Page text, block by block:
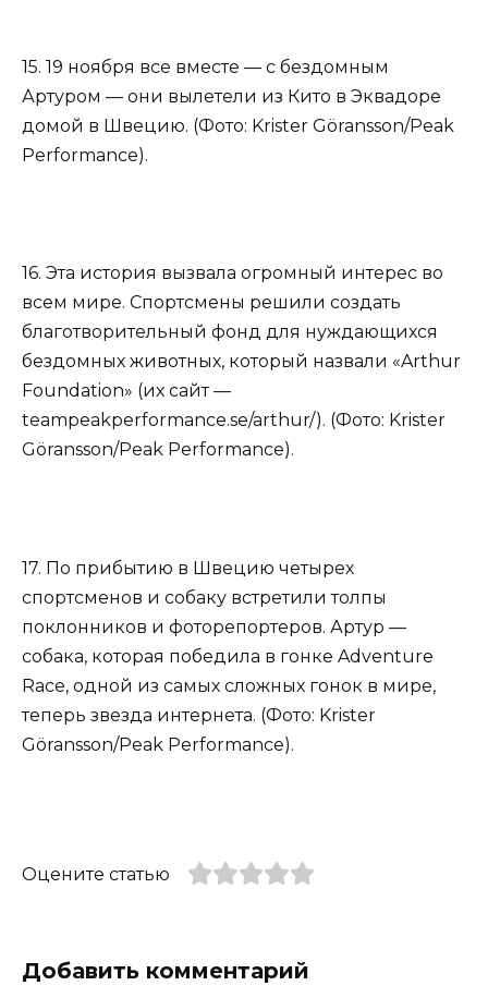
15. 19 ноября все вместе — с бездомным
Артуром — они вылетели из Кито в Эквадоре
домой в Швецию. (Фото: Krister Göransson/Peak
Performance).
16. Эта история вызвала огромный интерес во
всем мире. Спортсмены решили создать
благотворительный фонд для нуждающихся
бездомных животных, который назвали «Arthur
Foundation» (их сайт —
teampeakperformance.se/arthur/). (Фото: Krister
Göransson/Peak Performance).
17. По прибытию в Швецию четырех
спортсменов и собаку встретили толпы
поклонников и фоторепортеров. Артур —
собака, которая победила в гонке Adventure
Race, одной из самых сложных гонок в мире,
теперь звезда интернета. (Фото: Krister
Göransson/Peak Performance).
Оцените статью
Добавить комментарий